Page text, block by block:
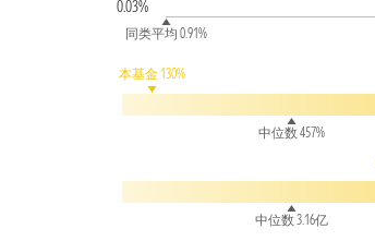
0.03%
同类平均 0.91%
本基金 130%
中位数 457%
中位数 3.16亿